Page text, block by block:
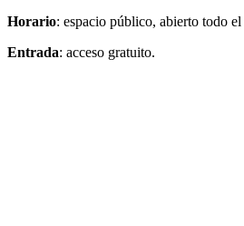
Horario: espacio público, abierto todo el
Entrada: acceso gratuito.